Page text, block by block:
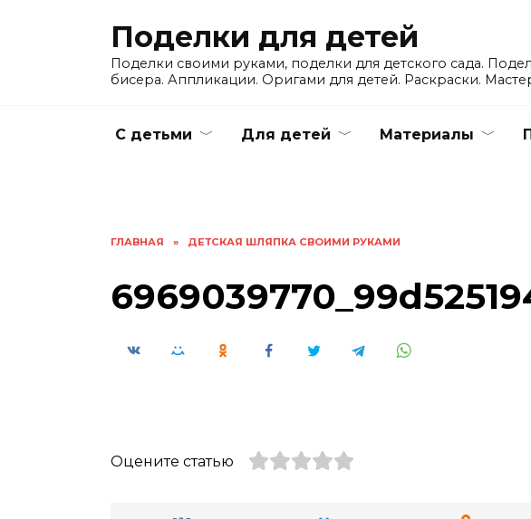
Поделки для детей
Поделки своими руками, поделки для детского сада.
бисера. Аппликации. Оригами для детей. Раскраски.
С детьми Для детей Материалы
ГЛАВНАЯ » ДЕТСКАЯ ШЛЯПКА СВОИМИ РУКАМИ
Оцените статью